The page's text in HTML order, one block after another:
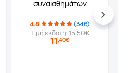
συναισθημάτων
4.8
(346)
Τιμή εκδότη: 15.50€
11,40€